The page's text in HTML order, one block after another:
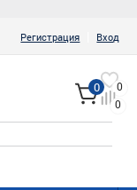
Регистрация Вход
0
0
0